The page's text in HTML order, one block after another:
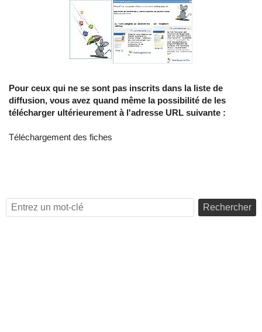
Pour ceux qui ne se sont pas inscrits dans la liste de
diffusion, vous avez quand même la possibilité de les
télécharger ultérieurement à l'adresse URL suivante :
Téléchargement des fiches
Rechercher